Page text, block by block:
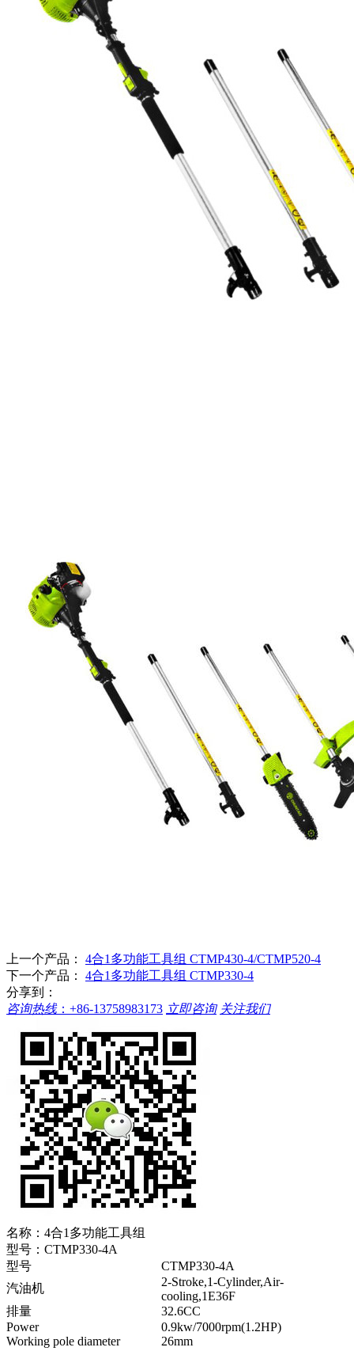
上一个产品： 4合1多功能工具组 CTMP430-4/CTMP520-4
下一个产品： 4合1多功能工具组 CTMP330-4
分享到：
咨询热线： +86-13758983173 立即咨询 关注我们
名称： 4合1多功能工具组
型号： CTMP330-4A
型号
CTMP330-4A
汽油机
2-Stroke,1-Cylinder,Air-
cooling,1E36F
排量
32.6CC
Power
0.9kw/7000rpm(1.2HP)
Working pole diameter
26mm